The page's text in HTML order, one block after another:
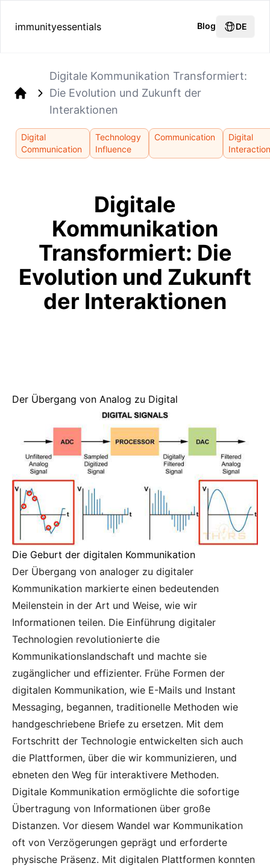
immunityessentials Blog DE
Digitale Kommunikation Transformiert:
Die Evolution und Zukunft der
Interaktionen
Digital
Communication
Technology
Influence
Communication
Digital
Digitale
Kommunikation
Transformiert: Die
Evolution und Zukunft
der Interaktionen
Der Übergang von Analog zu Digital
Die Geburt der digitalen Kommunikation
Der Übergang von analoger zu digitaler
Kommunikation markierte einen bedeutenden
Meilenstein in der Art und Weise, wie wir
Informationen teilen. Die Einführung digitaler
Technologien revolutionierte die
Kommunikationslandschaft und machte sie
zugänglicher und effizienter. Frühe Formen der
digitalen Kommunikation, wie E-Mails und Instant
Messaging, begannen, traditionelle Methoden wie
handgeschriebene Briefe zu ersetzen. Mit dem
Fortschritt der Technologie entwickelten sich auch
die Plattformen, über die wir kommunizieren, und
ebneten den Weg für interaktivere Methoden.
Digitale Kommunikation ermöglichte die sofortige
Übertragung von Informationen über große
Distanzen. Vor diesem Wandel war Kommunikation
oft von Verzögerungen geprägt und erforderte
physische Präsenz. Mit digitalen Plattformen konnten